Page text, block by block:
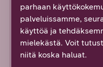
DNA Yrityksille
parhaan
palveluissamme,
käyttöä ja
mielekästä. Voit
niitä koska haluat.